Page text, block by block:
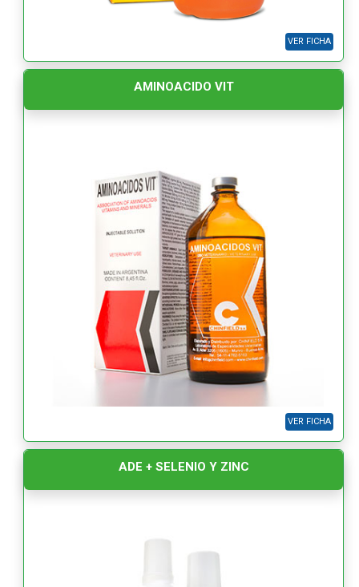
VER FICHA
AMINOACIDO VIT
VER FICHA
ADE + SELENIO Y ZINC